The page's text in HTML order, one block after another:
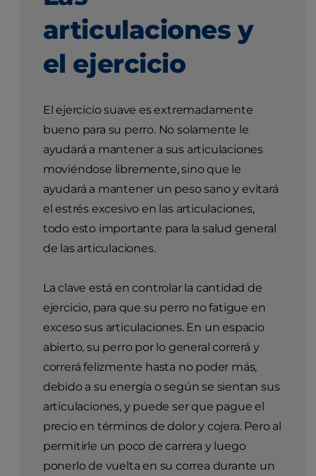
articulaciones y
el ejercicio
El ejercicio suave es extremadamente
bueno para su perro. No solamente le
ayudará a mantener a sus articulaciones
moviéndose libremente, sino que le
ayudará a mantener un peso sano y evitará
el estrés excesivo en las articulaciones,
todo esto importante para la salud general
de las articulaciones.
La clave está en controlar la cantidad de
ejercicio, para que su perro no fatigue en
exceso sus articulaciones. En un espacio
abierto, su perro por lo general correrá y
correrá felizmente hasta no poder más,
debido a su energía o según se sientan sus
articulaciones, y puede ser que pague el
precio en términos de dolor y cojera. Pero al
permitirle un poco de carrera y luego
ponerlo de vuelta en su correa durante un